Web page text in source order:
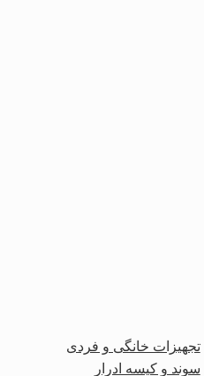
تجهیزات خانگی و فردی
سوند و کیسه ادرار